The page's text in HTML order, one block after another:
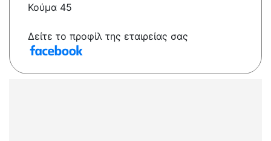
Κούμα 45
Δείτε το προφίλ της εταιρείας σας